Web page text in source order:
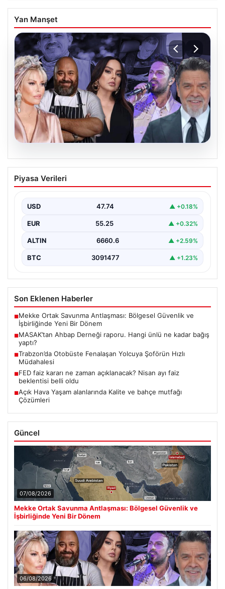
Yan Manşet
06.08.2026
MASAK’tan Ahbap Derneği raporu.
Hangi ünlü ne kadar bağış yaptı?
Bağışları ve Paranın Akibeti", "content": "Son dönemde
kamuoyunun…
Piyasa Verileri
USD 47.74 ▲ +0.18%
EUR 55.25 ▲ +0.32%
ALTIN 6660.6 ▲ +2.59%
BTC 3091477 ▲ +1.23%
Son Eklenen Haberler
■Mekke Ortak Savunma Antlaşması: Bölgesel Güvenlik ve
İşbirliğinde Yeni Bir Dönem
■MASAK’tan Ahbap Derneği raporu. Hangi ünlü ne kadar bağış
yaptı?
■Trabzon’da Otobüste Fenalaşan Yolcuya Şoförün Hızlı
Müdahalesi
■FED faiz kararı ne zaman açıklanacak? Nisan ayı faiz
beklentisi belli oldu
■Açık Hava Yaşam alanlarında Kalite ve bahçe mutfağı
Çözümleri
Güncel
07/08/2026
Mekke Ortak Savunma Antlaşması: Bölgesel Güvenlik ve
İşbirliğinde Yeni Bir Dönem
06/08/2026